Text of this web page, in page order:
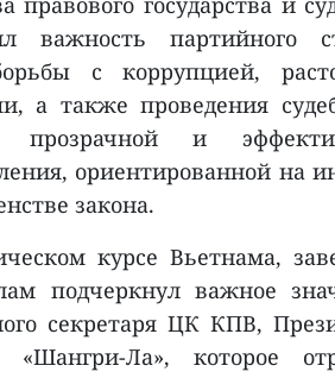
партийного
с коррупцией,
а также проведения
прозрачной и
ориентированной на
закона.
курсе Вьетнама,
подчеркнул важное
секретаря ЦК КПВ,
Ла», которое